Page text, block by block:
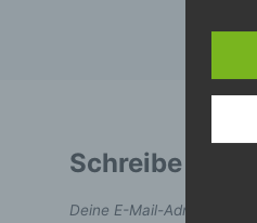
Schreibe
Deine E-Mail-Adresse